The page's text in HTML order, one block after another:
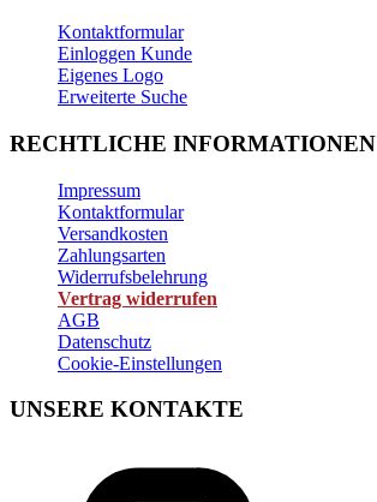
Kontaktformular
Einloggen Kunde
Eigenes Logo
Erweiterte Suche
RECHTLICHE INFORMATIONEN
Impressum
Kontaktformular
Versandkosten
Zahlungsarten
Widerrufsbelehrung
Vertrag widerrufen
AGB
Datenschutz
Cookie-Einstellungen
UNSERE KONTAKTE